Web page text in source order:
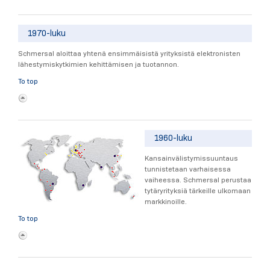
1970-luku
Schmersal aloittaa yhtenä ensimmäisistä yrityksistä elektronisten
lähestymiskytkimien kehittämisen ja tuotannon.
To top
1960-luku
Kansainvälistymissuuntaus
tunnistetaan varhaisessa
vaiheessa. Schmersal perustaa
tytäryrityksiä tärkeille ulkomaan
markkinoille.
To top